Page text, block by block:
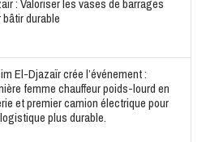
: Valoriser les vases de barrages
bâtir durable
El-Djazaïr crée l’événement :
femme chauffeur poids-lourd en
et premier camion électrique pour
plus durable.